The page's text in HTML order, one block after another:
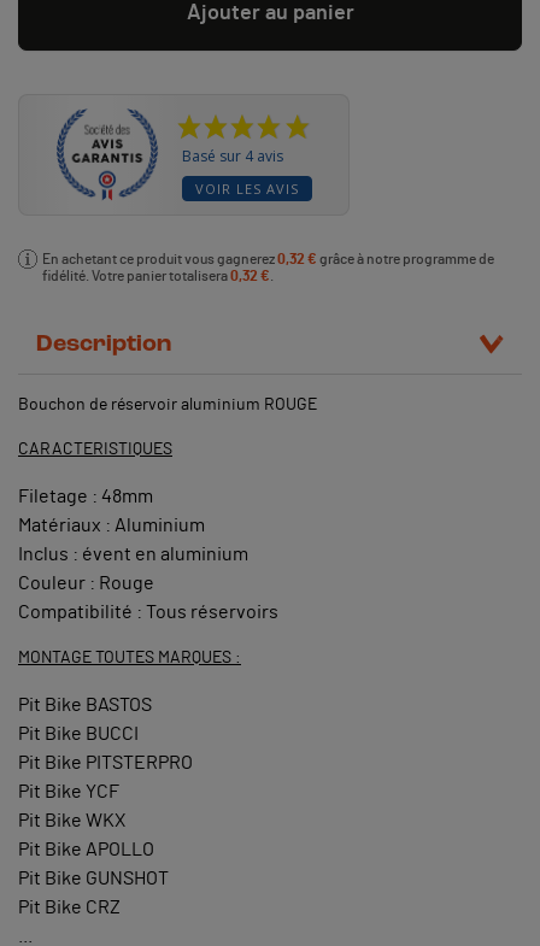
Ajouter au panier
Basé sur 4 avis
VOIR LES AVIS
En achetant ce produit vous gagnerez0,32 € grâce à notre programme de
fidélité. Votre panier totalisera0,32 €
Description
Bouchon de réservoir aluminium ROUGE
CARACTERISTIQUES
Filetage : 48mm
Matériaux : Aluminium
Inclus : évent en aluminium
Couleur : Rouge
Compatibilité : Tous réservoirs
MONTAGE TOUTES MARQUES :
Pit Bike BASTOS
Pit Bike BUCCI
Pit Bike PITSTERPRO
Pit Bike YCF
Pit Bike WKX
Pit Bike APOLLO
Pit Bike GUNSHOT
Pit Bike CRZ